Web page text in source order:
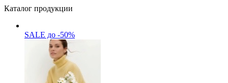
Каталог продукции
SALE до -50%